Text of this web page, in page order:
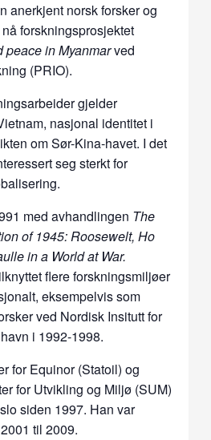
anerkjent norsk forsker og
forskningsprosjektet
peace in Myanmarved
(PRIO).
gjelder
nasjonal identitet i
om Sør-Kina-havet. I det
seg sterkt for
med avhandlingen The
of 1945: Roosewelt, Ho
in a World at War.
flere forskningsmiljøer
eksempelvis som
ved Nordisk Insitutt for
i 1992-1998.
for Equinor (Statoil) og
for Utvikling og Miljø (SUM)
siden 1997. Han var
til 2009.